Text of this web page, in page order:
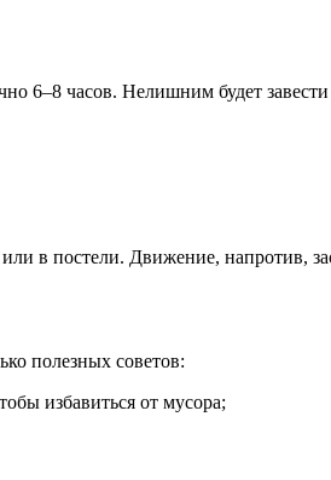
6–8 часов. Нелишним будет
в постели. Движение, напротив,
полезных советов:
избавиться от мусора;